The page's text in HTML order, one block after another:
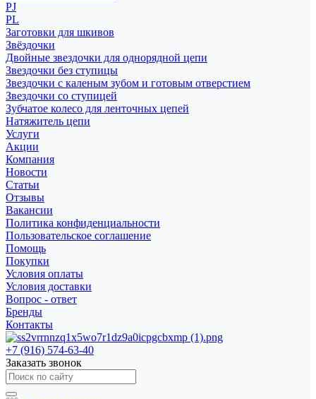
PJ
PL
Заготовки для шкивов
Звёздочки
Двойные звездочки для однорядной цепи
Звездочки без ступицы
Звездочки с каленым зубом и готовым отверстием
Звездочки со ступицей
Зубчатое колесо для ленточных цепей
Натяжитель цепи
Услуги
Акции
Компания
Новости
Статьи
Отзывы
Вакансии
Политика конфиденциальности
Пользовательское соглашение
Помощь
Покупки
Условия оплаты
Условия доставки
Вопрос - ответ
Бренды
Контакты
+7 (916) 574-63-40
Заказать звонок